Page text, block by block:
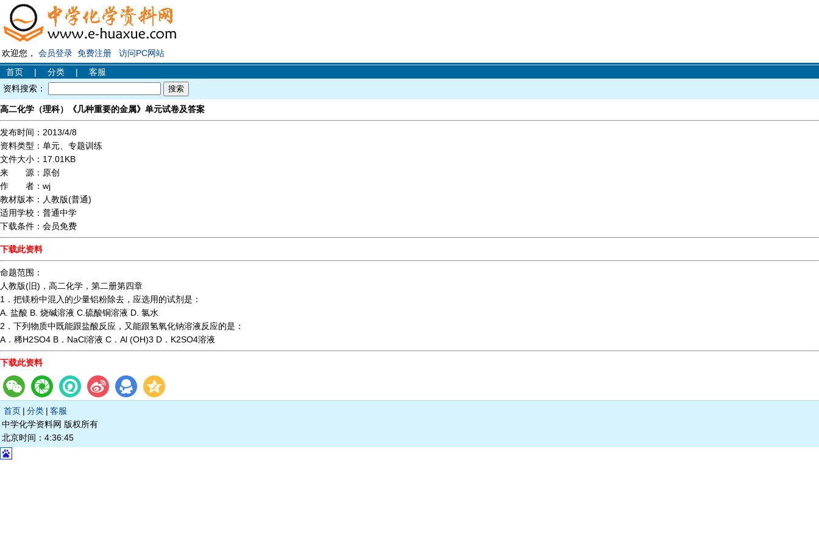
欢迎您， 会员登录 免费注册
访问PC网站
首页
| 分类 |
客服
资料搜索：
高二化学（理科）《几种重要的金属》单元试卷及答案
发布时间： 2013/4/8
资料类型： 单元、专题训练
文件大小： 17.01KB
来 源： 原创
作 者： wj
教材版本： 人教版(普通)
适用学校： 普通中学
下载条件： 会员免费
下载此资料
命题范围：
人教版(旧)，高二化学，第二册第四章
1．把镁粉中混入的少量铝粉除去，应选用的试剂是：
A. 盐酸 B. 烧碱溶液 C.硫酸铜溶液 D. 氯水
2．下列物质中既能跟盐酸反应，又能跟氢氧化钠溶液反应的是：
A．稀H2SO4 B．NaCl溶液 C．Al (OH)3 D．K2SO4溶液
下载此资料
首页 | 分类 | 客服
中学化学资料网 版权所有
北京时间：4:36:45